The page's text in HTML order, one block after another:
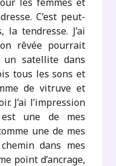
C’est peut-
tendresse. J’ai
rêvée pourrait
un satellite dans
tous les sons et
de vitruve et
J’ai l’impression
une de mes
une de mes
dans mes
point d’ancrage,